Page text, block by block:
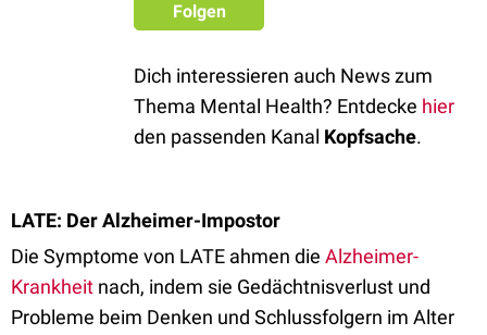
Folgen
Dich interessieren auch News zum
Thema Mental Health? Entdecke hier
den passenden Kanal Kopfsache.
LATE: Der Alzheimer-Impostor
Die Symptome von LATE ahmen die Alzheimer-
Krankheit nach, indem sie Gedächtnisverlust und
Probleme beim Denken und Schlussfolgern im Alter